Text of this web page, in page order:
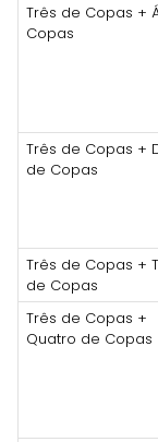
Três de Copas +
Copas
Três de Copas +
de Copas
Três de Copas +
de Copas
Três de Copas +
Quatro de Copas